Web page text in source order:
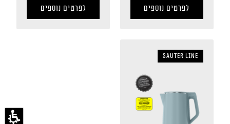
לפרטים נוספים לפרטים נוספים
sauter LINE